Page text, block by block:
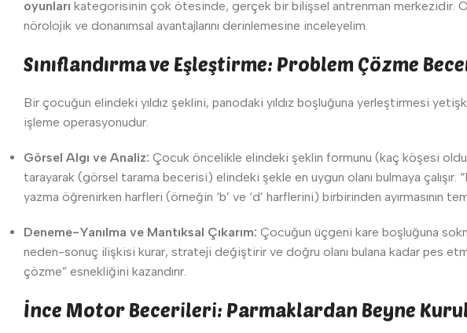
oyunları kategorisinin çok ötesinde, gerçek bir bilişsel antrenman merkezidir.
nörolojik ve donanımsal avantajlarını derinlemesine inceleyelim.
Sınıflandırma ve Eşleştirme: Problem Çözme
Bir çocuğun elindeki yıldız şeklini, panodaki yıldız boşluğuna yerleştirmesi
işleme operasyonudur.
Görsel Algı ve Analiz: Çocuk öncelikle elindeki şeklin formunu (kaç köşesi
tarayarak (görsel tarama becerisi) elindeki şekle en uygun olanı bulmaya çalışır.
yazma öğrenirken harfleri (örneğin ‘b’ ve ‘d’ harflerini) birbirinden ayırmasının
Deneme-Yanılma ve Mantıksal Çıkarım: Çocuğun üçgeni kare boşluğuna
neden-sonuç ilişkisi kurar, strateji değiştirir ve doğru olanı bulana kadar pes
çözme” esnekliğini kazandırır.
İnce Motor Becerileri: Parmaklardan Beyne